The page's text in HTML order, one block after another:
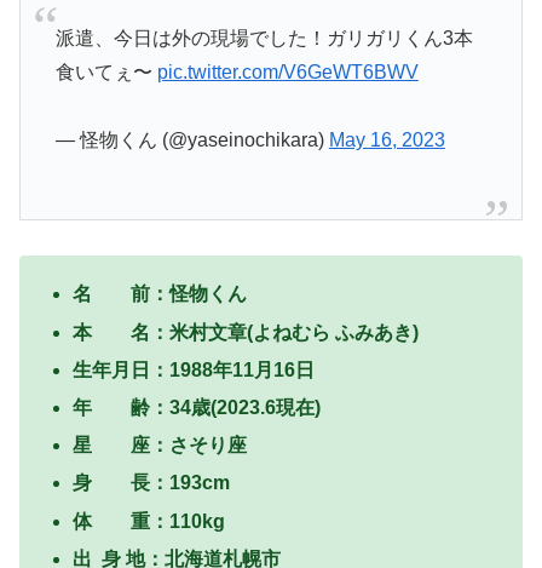
派遣、今日は外の現場でした！ガリガリくん3本
食いてぇ〜 pic.twitter.com/V6GeWT6BWV
— 怪物くん (@yaseinochikara) May 16, 2023
名 前：怪物くん
本 名：米村文章(よねむら ふみあき)
生年月日：1988年11月16日
年 齢：34歳(2023.6現在)
星 座：さそり座
身 長：193cm
体 重：110kg
出 身 地：北海道札幌市